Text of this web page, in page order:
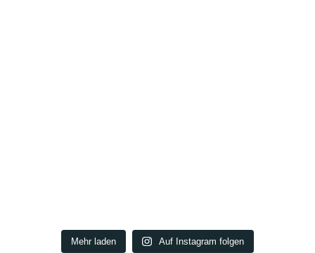
Mehr laden Auf Instagram folgen